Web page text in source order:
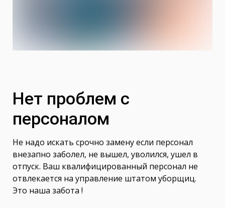
Нет проблем с
персоналом
Не надо искать срочно замену если персонал
внезапно заболел, не вышел, уволился, ушел в
отпуск. Ваш квалифицированный персонал не
отвлекается на управление штатом уборщиц.
Это наша забота !